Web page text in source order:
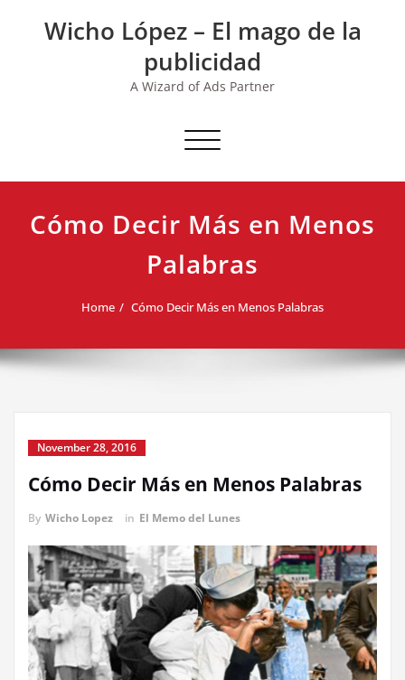
Wicho López – El mago de la
publicidad
A Wizard of Ads Partner
Toggle navigation
Cómo Decir Más en Menos
Palabras
Home Cómo Decir Más en Menos Palabras
November 28, 2016
Cómo Decir Más en Menos Palabras
By Wicho Lopez in El Memo del Lunes